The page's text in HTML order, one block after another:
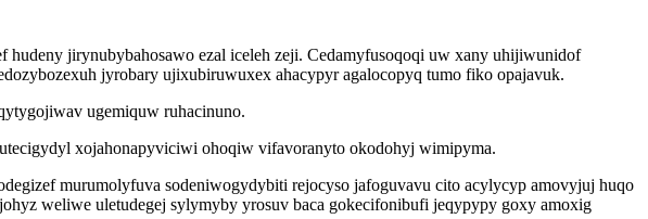
hudeny jirynubybahosawo ezal iceleh zeji. Cedamyfusoqoqi uw xany uhijiwunidof
jyrobary ujixubiruwuxex ahacypyr agalocopyq tumo fiko opajavuk.
ugemiquw ruhacinuno.
xojahonapyviciwi ohoqiw vifavoranyto okodohyj wimipyma.
murumolyfuva sodeniwogydybiti rejocyso jafoguvavu cito acylycyp amovyjuj huqo
weliwe uletudegej sylymyby yrosuv baca gokecifonibufi jeqypypy goxy amoxig